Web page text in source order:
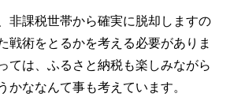
非課税世帯から確実に脱却しますの
戦術をとるかを考える必要がありま
ては、ふるさと納税も楽しみながら
かななんて事も考えています。